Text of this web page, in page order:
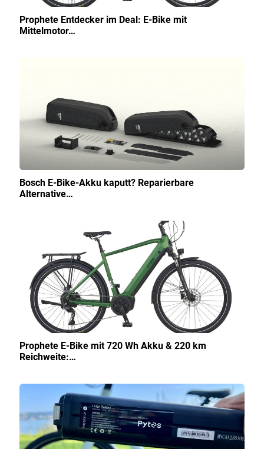
Prophete Entdecker im Deal: E-Bike mit
Mittelmotor…
Bosch E-Bike-Akku kaputt? Reparierbare
Alternative…
Prophete E-Bike mit 720 Wh Akku & 220 km
Reichweite:…